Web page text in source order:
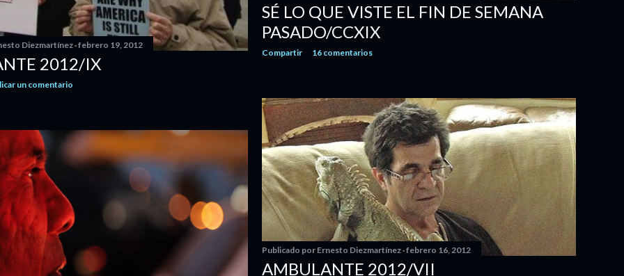
SÉ LO QUE VISTE EL FIN DE SEMANA
PASADO/CCXIX
Compartir 16 comentarios
Diezmartínez febrero 19, 2012
2012/IX
un comentario
Publicado por Ernesto Diezmartínez febrero 16, 2012
AMBULANTE 2012/VII